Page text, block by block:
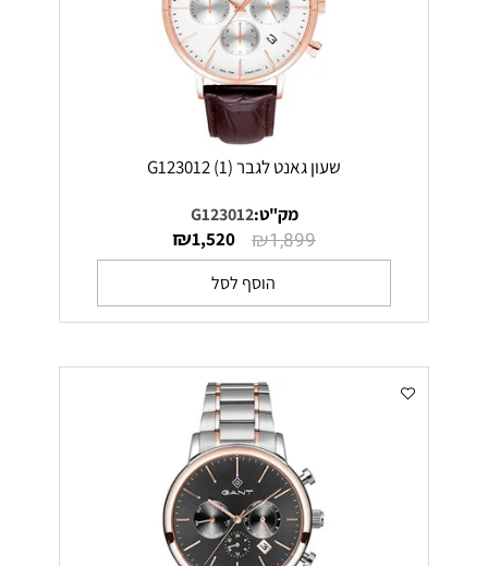
שעון גאנט לגבר G123012 (1)
מק"ט:G123012
₪1,899
₪1,520
הוסף לסל